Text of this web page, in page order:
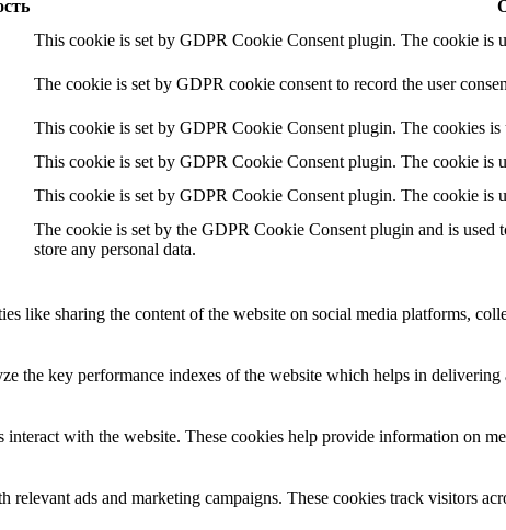
This cookie is set by GDPR Cookie Consent plugin. The cookie is
The cookie is set by GDPR cookie consent to record the user
This cookie is set by GDPR Cookie Consent plugin. The cookies
This cookie is set by GDPR Cookie Consent plugin. The cookie is
This cookie is set by GDPR Cookie Consent plugin. The cookie is
The cookie is set by the GDPR Cookie Consent plugin and is used
store any personal data.
like sharing the content of the website on social media platforms,
the key performance indexes of the website which helps in
with the website. These cookies help provide information on
ads and marketing campaigns. These cookies track visitors